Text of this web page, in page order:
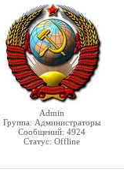
Admin
Группа: Администраторы
Сообщений: 4924
Статус: Offline